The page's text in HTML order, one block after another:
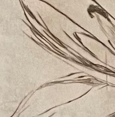
My True Nature
Viivan ja
merkityksen
Syntymäpäivä
Värimaailma
Vinegrett
ryhmänäyttely
Kuplan sisällä -